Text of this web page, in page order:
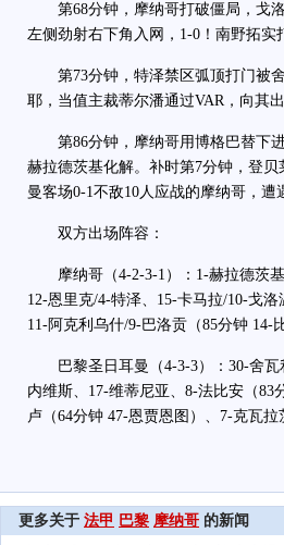
第68分钟，摩纳哥打破僵局，戈
左侧劲射右下角入网，1-0！南野拓
第73分钟，特泽禁区弧顶打门被
耶，当值主裁蒂尔潘通过VAR，向其
第86分钟，摩纳哥用博格巴替下
赫拉德茨基化解。补时第7分钟，登
曼客场0-1不敌10人应战的摩纳哥，遭
双方出场阵容：
摩纳哥（4-2-3-1）：1-赫拉德茨
12-恩里克/4-特泽、15-卡马拉/10-戈
11-阿克利乌什/9-巴洛贡（85分钟 14-
巴黎圣日耳曼（4-3-3）：30-舍
内维斯、17-维蒂尼亚、8-法比安（83
卢（64分钟 47-恩贾恩图）、7-克瓦拉
更多关于 法甲 巴黎 摩纳哥 的新闻